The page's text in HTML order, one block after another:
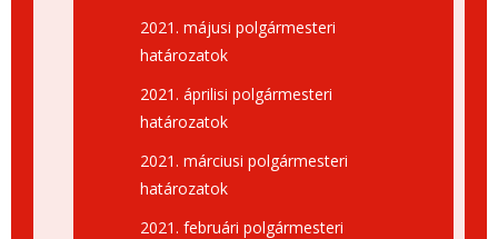
2021. májusi polgármesteri
határozatok
2021. áprilisi polgármesteri
határozatok
2021. márciusi polgármesteri
határozatok
2021. februári polgármesteri